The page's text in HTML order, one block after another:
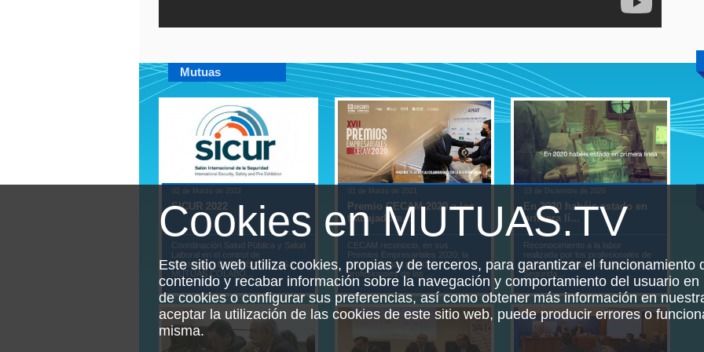
Mutuas
02 de Marzo de 2022
SICUR 2022
Coordinación Salud Pública y Salud
Laboral en el control de
pandemias: EL PAPEL DE LAS
MUTUAS COLABO...
01 de Marzo de 2021
Premio CECAM 2020 a los
trabajadore...
CECAM reconocio, en sus
Premios Empresariales 2020, la
labor realizada por los
profesionales de las ...
23 de Diciembre de 2020
En 2020 habéis estado en
primera lí...
Reconocimiento a la labor
realizada por los profesionales de
las Mutuas colaboradoras de la
Segurida...
10
en
Cookies en MUTUAS.TV
Este sitio web utiliza cookies, propias y de terceros, para garantizar el funcionamiento
contenido y recabar información sobre la navegación y comportamiento del usuario
de cookies o configurar sus preferencias, así como obtener más información en
aceptar la utilización de las cookies de este sitio web, puede producir errores o
misma.